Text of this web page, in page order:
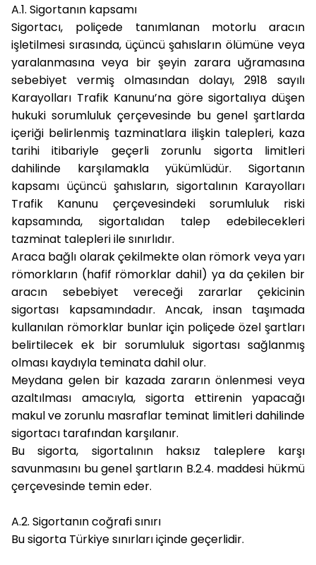
A.1. Sigortanın kapsamı
Sigortacı, poliçede tanımlanan motorlu aracın
işletilmesi sırasında, üçüncü şahısların ölümüne veya
yaralanmasına veya bir şeyin zarara uğramasına
sebebiyet vermiş olmasından dolayı, 2918 sayılı
Karayolları Trafik Kanunu’na göre sigortalıya düşen
hukuki sorumluluk çerçevesinde bu genel şartlarda
içeriği belirlenmiş tazminatlara ilişkin talepleri, kaza
tarihi itibariyle geçerli zorunlu sigorta limitleri
dahilinde karşılamakla yükümlüdür. Sigortanın
kapsamı üçüncü şahısların, sigortalının Karayolları
Trafik Kanunu çerçevesindeki sorumluluk riski
kapsamında, sigortalıdan talep edebilecekleri
tazminat talepleri ile sınırlıdır.
Araca bağlı olarak çekilmekte olan römork veya yarı
römorkların (hafif römorklar dahil) ya da çekilen bir
aracın sebebiyet vereceği zararlar çekicinin
sigortası kapsamındadır. Ancak, insan taşımada
kullanılan römorklar bunlar için poliçede özel şartları
belirtilecek ek bir sorumluluk sigortası sağlanmış
olması kaydıyla teminata dahil olur.
Meydana gelen bir kazada zararın önlenmesi veya
azaltılması amacıyla, sigorta ettirenin yapacağı
makul ve zorunlu masraflar teminat limitleri dahilinde
sigortacı tarafından karşılanır.
Bu sigorta, sigortalının haksız taleplere karşı
savunmasını bu genel şartların B.2.4. maddesi hükmü
çerçevesinde temin eder.
A.2. Sigortanın coğrafi sınırı
Bu sigorta Türkiye sınırları içinde geçerlidir.